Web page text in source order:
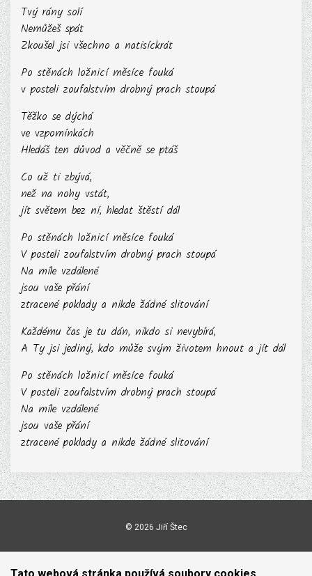
Tvý rány solí
Nemůžeš spát
Zkoušel jsi všechno a natisíckrát
Po stěnách ložnicí měsíce fouká
v posteli zoufalstvím drobný prach stoupá
Těžko se dýchá
ve vzpomínkách
Hledáš ten důvod a věčně se ptáš
Co už ti zbývá,
než na nohy vstát,
jít světem bez ní, hledat štěstí dál
Po stěnách ložnicí měsíce fouká
V posteli zoufalstvím drobný prach stoupá
Na míle vzdálené
jsou vaše přání
ztracené poklady a nikde žádné slitování
Každému čas je tu dán, nikdo si nevybírá,
A Ty jsi jediný, kdo může svým životem hnout a jít dál
Po stěnách ložnicí měsíce fouká
V posteli zoufalstvím drobný prach stoupá
Na míle vzdálené
jsou vaše přání
ztracené poklady a nikde žádné slitování
© 2026 Jiří Štec